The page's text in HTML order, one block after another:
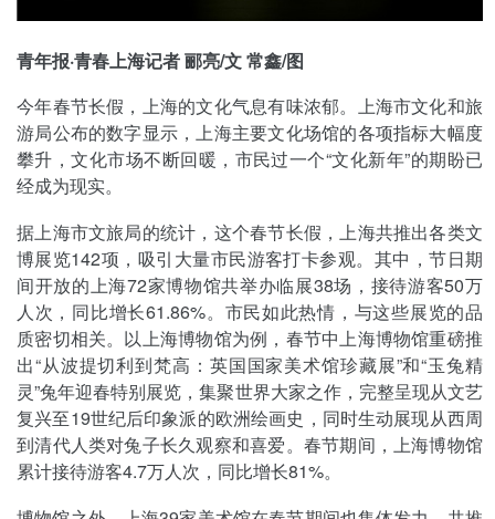
青年报·青春上海记者 郦亮/文 常鑫/图
今年春节长假，上海的文化气息有味浓郁。上海市文化和旅
游局公布的数字显示，上海主要文化场馆的各项指标大幅度
攀升，文化市场不断回暖，市民过一个“文化新年”的期盼已
经成为现实。
据上海市文旅局的统计，这个春节长假，上海共推出各类文
博展览142项，吸引大量市民游客打卡参观。其中，节日期
间开放的上海72家博物馆共举办临展38场，接待游客50万
人次，同比增长61.86%。市民如此热情，与这些展览的品
质密切相关。以上海博物馆为例，春节中上海博物馆重磅推
出“从波提切利到梵高：英国国家美术馆珍藏展”和“玉兔精
灵”兔年迎春特别展览，集聚世界大家之作，完整呈现从文艺
复兴至19世纪后印象派的欧洲绘画史，同时生动展现从西周
到清代人类对兔子长久观察和喜爱。春节期间，上海博物馆
累计接待游客4.7万人次，同比增长81%。